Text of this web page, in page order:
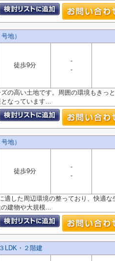
地）
徒歩9分
-
-
の高い土地です。周囲の環境もきっ
なっています...
地）
徒歩9分
-
-
した周辺環境の整っており、快適な
建物や大規模...
LDK・２階建